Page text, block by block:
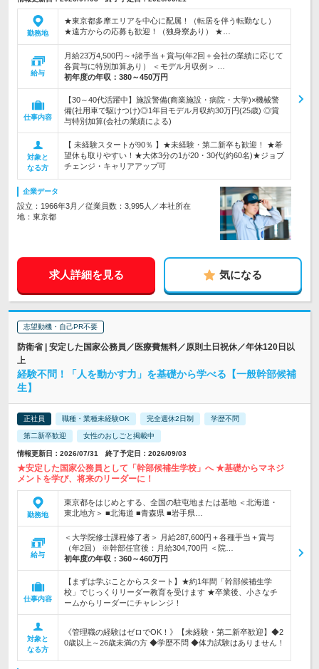
勤務地
★東京都多摩エリアを中心に配属！（転居を伴う転勤なし）
★遠方からの応募も歓迎！（独身寮あり） ★…
給与
月給23万4,500円～+諸手当＋賞与(年2回＋会社の業績に応じて
各賞与に特別加算あり） ＜モデル月収例＞ …
初年度の年収： 380～450万円
仕事内容
【30～40代活躍中】施設警備(商業施設・病院・大学)×機械警
備(社用車で駆けつけ)◎1年目モデル月収約30万円(25歳) ◎賞
与特別加算(会社の業績による)
対象と
なる方
【 未経験スタートが90％ 】★未経験・第二新卒も歓迎！ ★希
望休も取りやすい！★大体3分の1が20・30代(約60名)★ジョブ
チェンジ・キャリアアップ可
企業データ
設立：1966年3月／従業員数：3,995人／本社所在
地：東京都
求人詳細を見る 気になる
志望動機・自己PR不要
防衛省 | 安定した国家公務員／医療費無料／原則土日祝休／年休120日以
上
経験不問！「人を動かす力」を基礎から学べる【一般幹部候補
生】
正社員 職種・業種未経験OK 完全週休2日制 学歴不問
第二新卒歓迎 女性のおしごと掲載中
情報更新日：2026/07/31 終了予定日：2026/09/03
★安定した国家公務員として「幹部候補生学校」へ ★基礎からマネジ
メントを学び、将来のリーダーに！
勤務地
東京都をはじめとする、全国の駐屯地または基地 ＜北海道・
東北地方＞ ■北海道 ■青森県 ■岩手県…
給与
＜大学院修士課程修了者＞ 月給287,600円＋各種手当＋賞与
（年2回） ※幹部任官後：月給304,700円 ＜院…
初年度の年収： 360～460万円
仕事内容
【まずは学ぶことからスタート】★約1年間「幹部候補生学
校」でじっくりリーダー教育を受けます ★卒業後、小さなチ
ームからリーダーにチャレンジ！
対象と
なる方
《管理職の経験はゼロでOK！》【未経験・第二新卒歓迎】◆2
0歳以上～26歳未満の方 ◆学歴不問 ◆体力試験はありません！